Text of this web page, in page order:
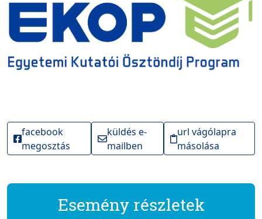
facebook
megosztás
küldés e-
mailben
url vágólapra
másolása
Esemény részletek